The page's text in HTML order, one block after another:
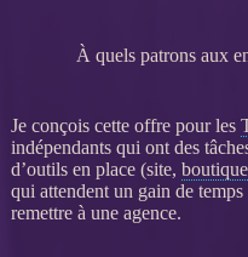
À quels patrons aux
Je conçois cette offre pour les
indépendants qui ont des
d’outils en place (site,
qui attendent un gain de
remettre à une agence.